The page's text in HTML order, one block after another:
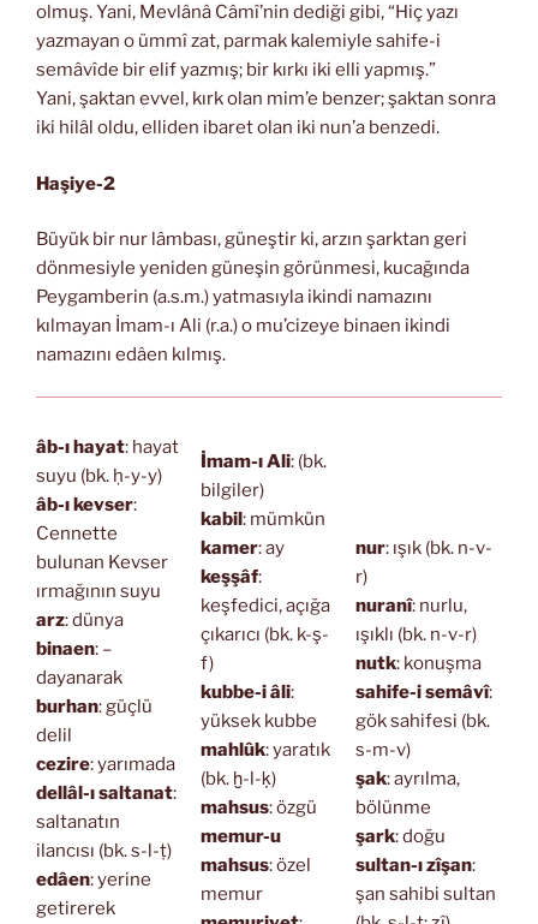
olmuş. Yani, Mevlânâ Câmî’nin dediği gibi, “Hiç yazı
yazmayan o ümmî zat, parmak kalemiyle sahife-i
semâvîde bir elif yazmış; bir kırkı iki elli yapmış.”
Yani, şaktan evvel, kırk olan mim’e benzer; şaktan sonra
iki hilâl oldu, elliden ibaret olan iki nun’a benzedi.
Haşiye-2
Büyük bir nur lâmbası, güneştir ki, arzın şarktan geri
dönmesiyle yeniden güneşin görünmesi, kucağında
Peygamberin (a.s.m.) yatmasıyla ikindi namazını
kılmayan İmam-ı Ali (r.a.) o mu’cizeye binaen ikindi
namazını edâen kılmış.
âb-ı hayat: hayat
suyu (bk. ḥ-y-y)
âb-ı kevser:
Cennette
bulunan Kevser
ırmağının suyu
arz: dünya
binaen: –
dayanarak
burhan: güçlü
delil
cezire: yarımada
dellâl-ı saltanat:
saltanatın
ilancısı (bk. s-l-ṭ)
edâen: yerine
getirerek
İmam-ı Ali: (bk.
bilgiler)
kabil: mümkün
kamer: ay
keşşâf:
keşfedici, açığa
çıkarıcı (bk. k-ş-
f)
kubbe-i âli:
yüksek kubbe
mahlûk: yaratık
(bk. ḫ-l-ḳ)
mahsus: özgü
memur-u
mahsus: özel
memur
nur: ışık (bk. n-v-
r)
nuranî: nurlu,
ışıklı (bk. n-v-r)
nutk: konuşma
sahife-i semâvî:
gök sahifesi (bk.
s-m-v)
şak: ayrılma,
bölünme
şark: doğu
sultan-ı zîşan:
şan sahibi sultan